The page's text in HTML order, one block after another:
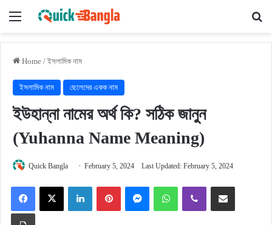
Menu
Home / ইসলামিক নাম
ইসলামিক নাম ছেলেদের একক নাম
ইউহান্না নামের অর্থ কি? সঠিক জানুন
(Yuhanna Name Meaning)
Quick Bangla February 5, 2024 Last Updated: February 5, 2024
FacebookX LinkedInPinterestMessengerWhatsAppViber Share via Email
Print